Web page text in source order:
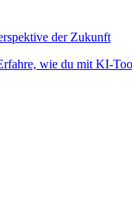
wie du mit KI-